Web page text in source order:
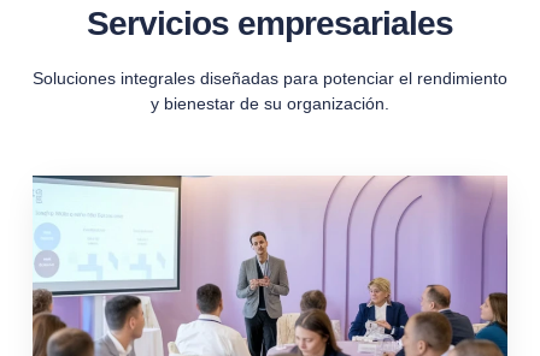
Servicios empresariales
Soluciones integrales diseñadas para potenciar el rendimiento
y bienestar de su organización.